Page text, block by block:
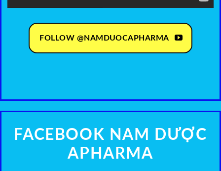
FOLLOW @NAMDUOCAPHARMA
FACEBOOK NAM DƯỢC
APHARMA